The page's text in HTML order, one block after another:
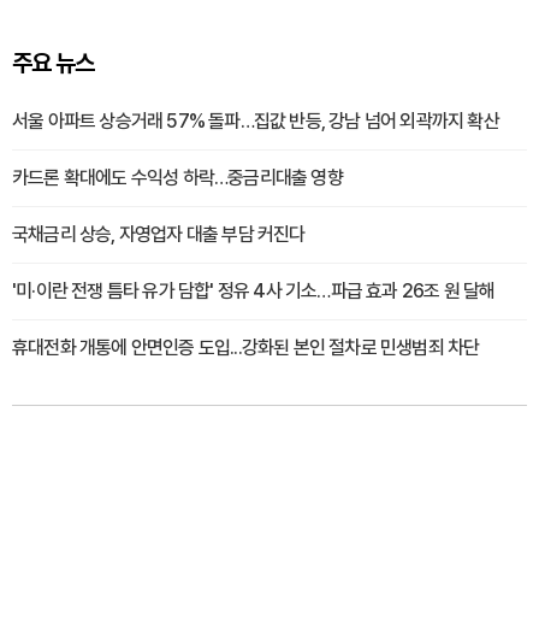
주요 뉴스
서울 아파트 상승거래 57% 돌파…집값 반등, 강남 넘어 외곽까지 확산
카드론 확대에도 수익성 하락…중금리대출 영향
국채금리 상승, 자영업자 대출 부담 커진다
'미·이란 전쟁 틈타 유가 담합' 정유 4사 기소…파급 효과 26조 원 달해
휴대전화 개통에 안면인증 도입...강화된 본인 절차로 민생범죄 차단